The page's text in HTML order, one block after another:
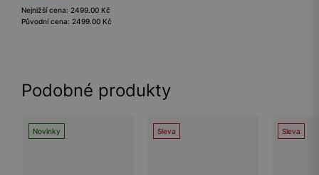
Nejnižší cena: 2499.00 Kč
Původní cena: 2499.00 Kč
Podobné produkty
Novinky Sleva Sleva